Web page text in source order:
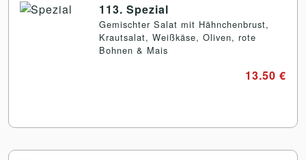
113. Spezial
Gemischter Salat mit Hähnchenbrust,
Krautsalat, Weißkäse, Oliven, rote
Bohnen & Mais
13.50 €